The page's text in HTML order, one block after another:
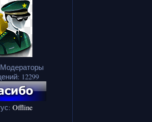
12299
Offline